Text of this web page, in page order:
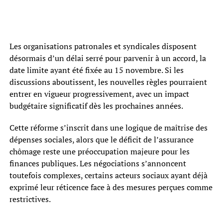
Les organisations patronales et syndicales disposent
désormais d’un délai serré pour parvenir à un accord, la
date limite ayant été fixée au 15 novembre. Si les
discussions aboutissent, les nouvelles règles pourraient
entrer en vigueur progressivement, avec un impact
budgétaire significatif dès les prochaines années.
Cette réforme s’inscrit dans une logique de maîtrise des
dépenses sociales, alors que le déficit de l’assurance
chômage reste une préoccupation majeure pour les
finances publiques. Les négociations s’annoncent
toutefois complexes, certains acteurs sociaux ayant déjà
exprimé leur réticence face à des mesures perçues comme
restrictives.